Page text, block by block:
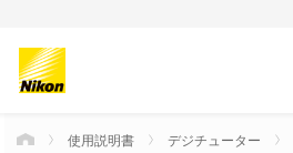
HOME使用説明書 デジチューター